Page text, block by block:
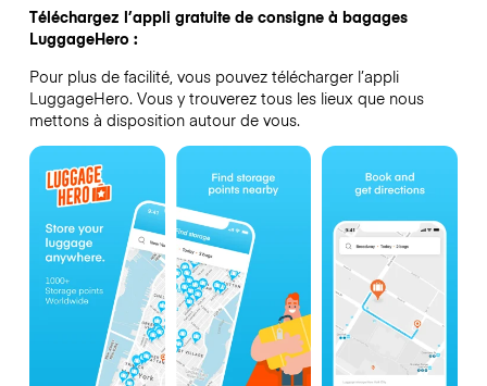
Téléchargez l’appli gratuite de consigne à bagages
LuggageHero :
Pour plus de facilité, vous pouvez télécharger l’appli
LuggageHero. Vous y trouverez tous les lieux que nous
mettons à disposition autour de vous.